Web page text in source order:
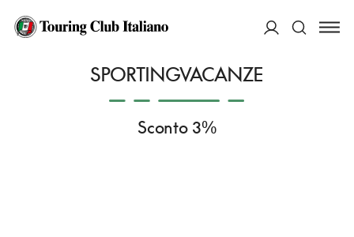
HOME
SPORTING VACANZE
SPORTINGVACANZE
Sconto 3%